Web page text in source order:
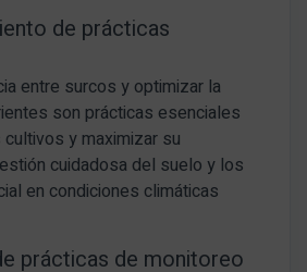
de prácticas
entre surcos y optimizar la
son prácticas esenciales
y maximizar su
cuidadosa del suelo y los
en condiciones climáticas
prácticas de monitoreo